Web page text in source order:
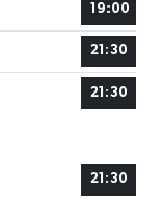
19:00
21:30
21:30
21:30